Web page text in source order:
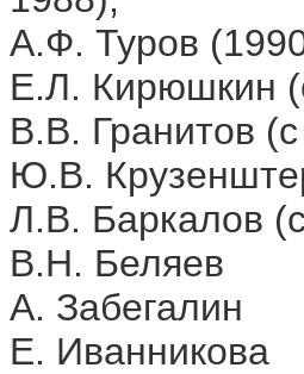
А.Ф. Туров
Е.Л. Кирюшкин
В.В. Гранитов (с
Ю.В.
Л.В. Баркалов
В.Н. Беляев
А. Забегалин
Е. Иванникова